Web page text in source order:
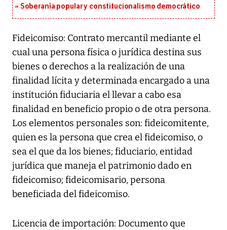
Soberanía popular y constitucionalismo democrático
Fideicomiso: Contrato mercantil mediante el
cual una persona física o jurídica destina sus
bienes o derechos a la realización de una
finalidad lícita y determinada encargado a una
institución fiduciaria el llevar a cabo esa
finalidad en beneficio propio o de otra persona.
Los elementos personales son: fideicomitente,
quien es la persona que crea el fideicomiso, o
sea el que da los bienes; fiduciario, entidad
jurídica que maneja el patrimonio dado en
fideicomiso; fideicomisario, persona
beneficiada del fideicomiso.
Licencia de importación: Documento que